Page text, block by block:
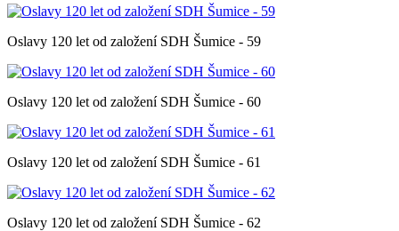
Oslavy 120 let od založení SDH Šumice - 59
Oslavy 120 let od založení SDH Šumice - 60
Oslavy 120 let od založení SDH Šumice - 61
Oslavy 120 let od založení SDH Šumice - 62